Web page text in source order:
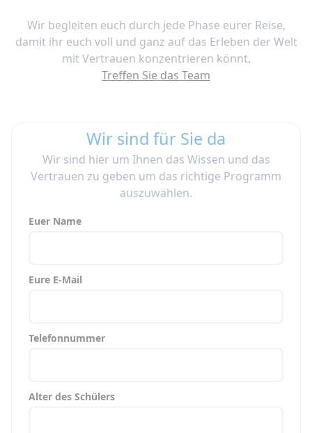
Wir begleiten euch durch jede Phase eurer Reise,
damit ihr euch voll und ganz auf das Erleben der Welt
mit Vertrauen konzentrieren könnt.
Treffen Sie das Team
Wir sind für Sie da
Wir sind hier um Ihnen das Wissen und das
Vertrauen zu geben um das richtige Programm
auszuwählen.
Euer Name
Eure E-Mail
Telefonnummer
Alter des Schülers